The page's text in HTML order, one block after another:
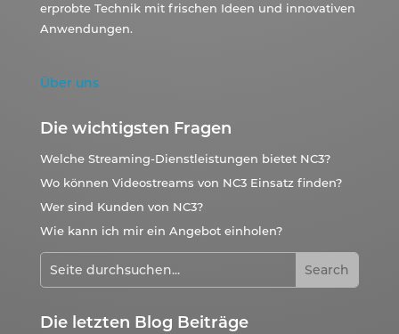
erprobte Technik mit frischen Ideen und innovativen
Anwendungen.
Über uns
Die wichtigsten Fragen
Welche Streaming-Dienstleistungen bietet NC3?
Wo können Videostreams von NC3 Einsatz finden?
Wer sind Kunden von NC3?
Wie kann ich mir ein Angebot einholen?
Die letzten Blog Beiträge